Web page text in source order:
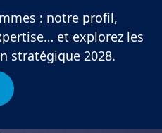
: notre profil,
et explorez les
stratégique 2028.